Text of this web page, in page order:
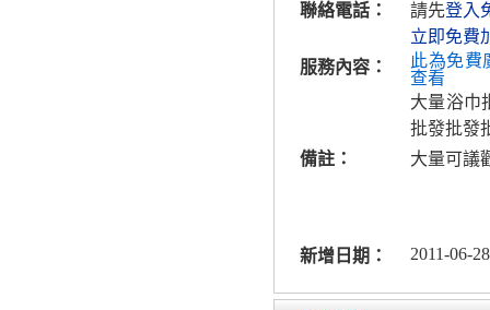
聯絡電話：
請先登入
立即免費
服務內容：
此為免費
查看
大量浴巾
批發批發
備註：
大量可議
新增日期： 2011-06-